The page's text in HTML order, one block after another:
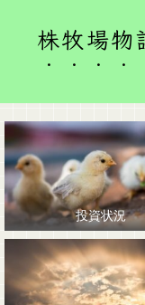
株牧場
投資状況